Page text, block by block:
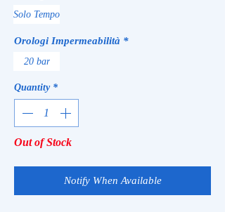
Solo Tempo
Orologi Impermeabilità *
20 bar
Quantity *
Out of Stock
Notify When Available